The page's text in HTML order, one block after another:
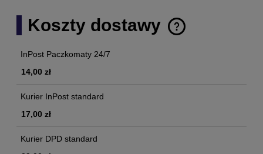
Koszty dostawy
Cena nie zawiera ewentualnych kosztów płatności
InPost Paczkomaty 24/7
14,00 zł
Kurier InPost standard
17,00 zł
Kurier DPD standard